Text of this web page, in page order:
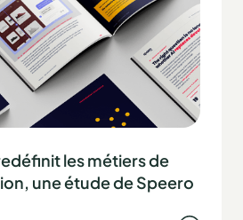
les métiers de
une étude de Speero